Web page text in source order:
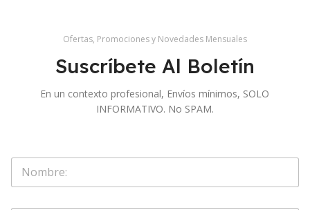
Ofertas, Promociones y Novedades Mensuales
Suscríbete Al Boletín
En un contexto profesional, Envíos mínimos, SOLO
INFORMATIVO. No SPAM.
S
l